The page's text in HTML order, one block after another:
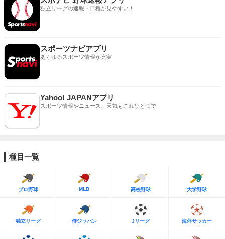
独立リーグの速報・日程が見やすい！
スポーツナビアプリ
あらゆるスポーツ情報が充実
Yahoo! JAPANアプリ
スポーツ情報やニュース、天気もこれひとつで
種目一覧
プロ野球 MLB 高校野球 大学野球
独立リーグ 侍ジャパン Jリーグ 海外サッカー